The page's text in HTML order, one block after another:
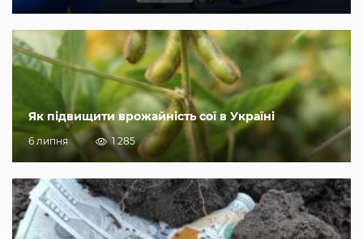
Як підвищити врожайність сої в Україні
6 липня 1 285